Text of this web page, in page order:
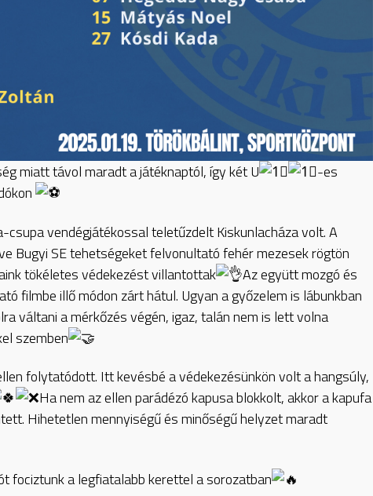
miatt távol maradt a játéknaptól, így két U
-es
vendégjátékossal teletűzdelt Kiskunlacháza volt. A
Bugyi SE tehetségeket felvonultató fehér mezesek rögtön
tökéletes védekezést villantottak
Az együtt mozgó és
filmbe illő módon zárt hátul. Ugyan a győzelem is lábunkban
váltani a mérkőzés végén, igaz, talán nem is lett volna
szemben
folytatódott. Itt kevésbé a védekezésünkön volt a hangsúly,
Ha nem az ellen parádézó kapusa blokkolt, akkor a kapufa
Hihetetlen mennyiségű és minőségű helyzet maradt
fociztunk a legfiatalabb kerettel a sorozatban